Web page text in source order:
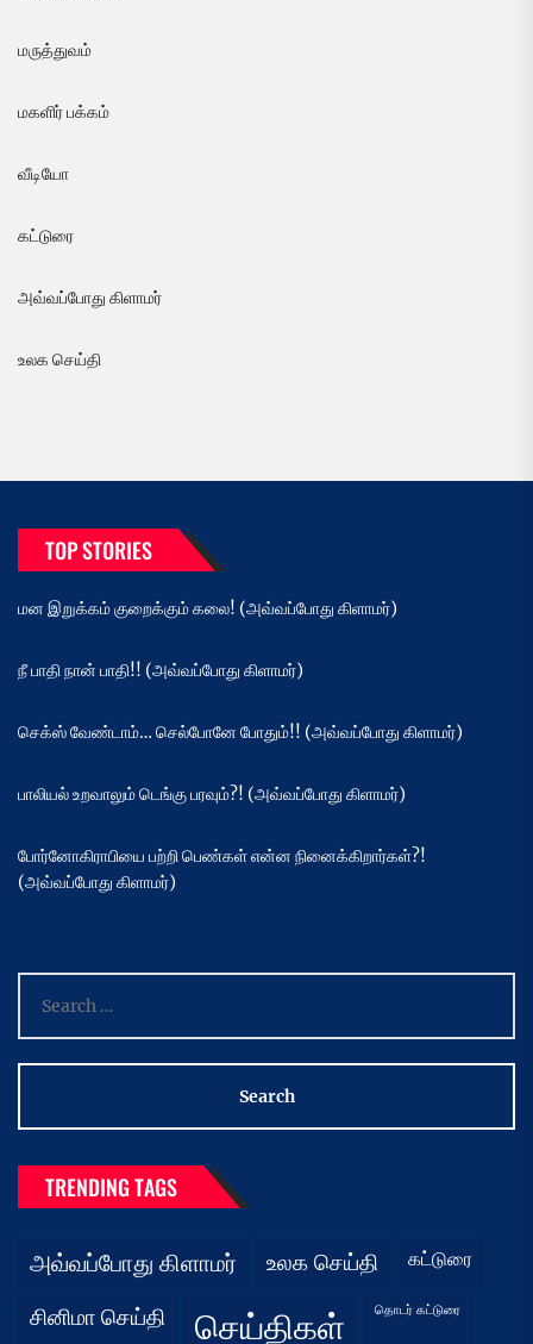
மருத்துவம்
மகளிர் பக்கம்
வீடியோ
கட்டுரை
அவ்வப்போது கிளாமர்
உலக செய்தி
TOP STORIES
மன இறுக்கம் குறைக்கும் கலை! (அவ்வப்போது கிளாமர்)
நீ பாதி நான் பாதி!! (அவ்வப்போது கிளாமர்)
செக்ஸ் வேண்டாம்… செல்போனே போதும்!! (அவ்வப்போது கிளாமர்)
பாலியல் உறவாலும் டெங்கு பரவும்?! (அவ்வப்போது கிளாமர்)
போர்னோகிராபியை பற்றி பெண்கள் என்ன நினைக்கிறார்கள்?!
(அவ்வப்போது கிளாமர்)
for:
TRENDING TAGS
அவ்வப்போது கிளாமர் உலக செய்தி கட்டுரை
சினிமா செய்தி செய்திகள் தொடர் கட்டுரை